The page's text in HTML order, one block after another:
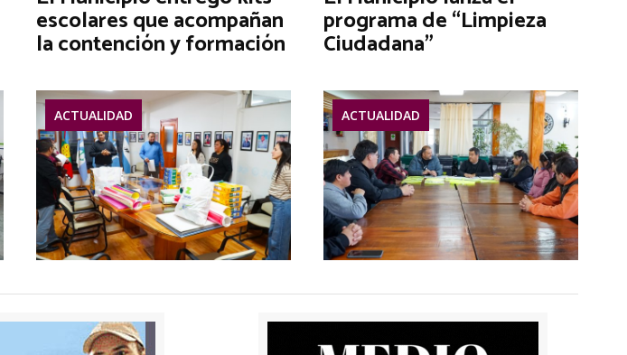
escolares que acompañan
la contención y formación
ACTUALIDAD
programa de “Limpieza
Ciudadana”
ACTUALIDAD